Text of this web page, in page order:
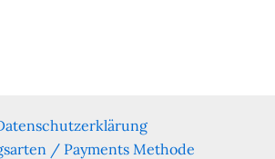
/ Payments Methode